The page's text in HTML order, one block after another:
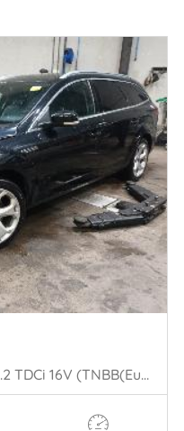
Mondeo IV Wagon Combi 2.2 TDCi 16V (TNBB(Euro 5)) [147kW] (07-2010/01= -2015)